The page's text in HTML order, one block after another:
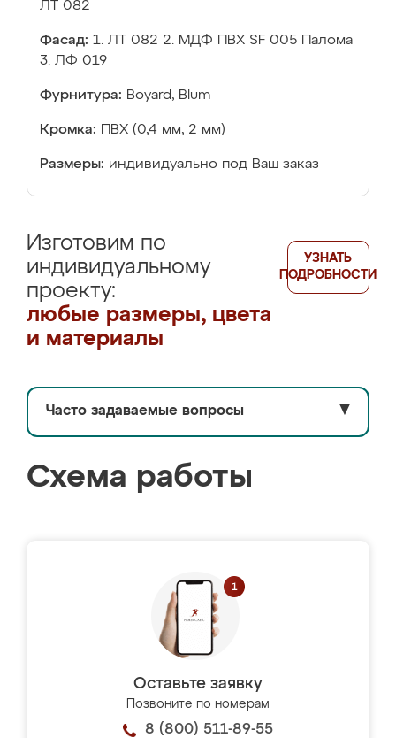
ЛТ 082
Фасад: 1. ЛТ 082 2. МДФ ПВХ SF 005 Палома
3. ЛФ 019
Фурнитура: Boyard, Blum
Кромка: ПВХ (0,4 мм, 2 мм)
Размеры: индивидуально под Ваш заказ
Изготовим по
индивидуальному
проекту:
любые размеры, цвета
и материалы
УЗНАТЬ
ПОДРОБНОСТИ
Часто задаваемые вопросы ▼
Схема работы
Оставьте заявку
Позвоните по номерам
8 (800) 511-89-55